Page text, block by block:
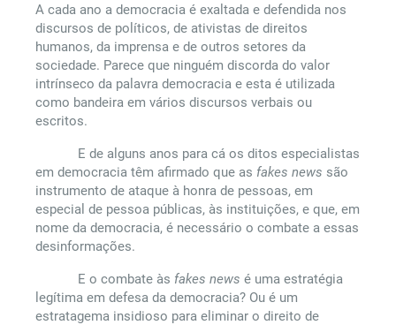
A cada ano a democracia é exaltada e defendida nos
discursos de políticos, de ativistas de direitos
humanos, da imprensa e de outros setores da
sociedade. Parece que ninguém discorda do valor
intrínseco da palavra democracia e esta é utilizada
como bandeira em vários discursos verbais ou
escritos.
E de alguns anos para cá os ditos especialistas
em democracia têm afirmado que as fakes news são
instrumento de ataque à honra de pessoas, em
especial de pessoa públicas, às instituições, e que, em
nome da democracia, é necessário o combate a essas
desinformações.
E o combate às fakes news é uma estratégia
legítima em defesa da democracia? Ou é um
estratagema insidioso para eliminar o direito de